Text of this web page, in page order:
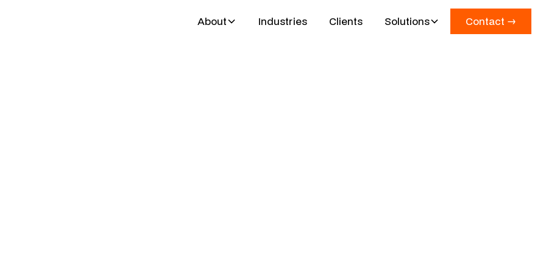
About Industries Clients Solutions
Contact →
Contact →